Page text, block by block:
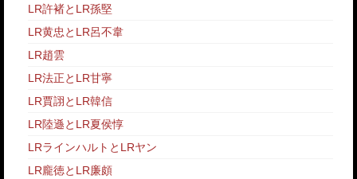
LR許褚とLR孫堅
LR黄忠とLR呂不韋
LR趙雲
LR法正とLR甘寧
LR賈詡とLR韓信
LR陸遜とLR夏侯惇
LRラインハルトとLRヤン
LR龐徳とLR廉頗